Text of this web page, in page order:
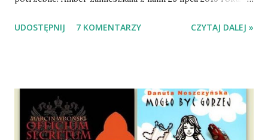
Mazowieckim, pojechaliśmy na wizytę zapoznawczą, a kilka
wspólnego życia przeczytacie TUTAJ i TUTAJ . Gdy już
nieco okrzepliśmy w codzienności z psem, a Amber - z
ludźmi i kotami, pojawił się pomysł na wspólny jesienny
UDOSTĘPNIJ 7 KOMENTARZY CZYTAJ DALEJ »